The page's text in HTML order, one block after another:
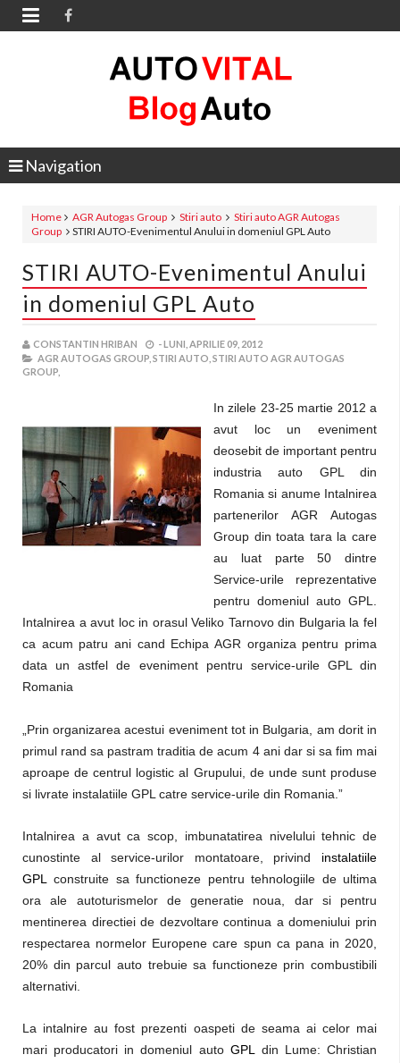

Navigation
Home AGR Autogas Group Stiri auto
Stiri auto AGR Autogas
Group
STIRI AUTO-Evenimentul Anului in domeniul GPL Auto
STIRI AUTO-Evenimentul Anului
in domeniul GPL Auto
CONSTANTIN HRIBAN -LUNI, APRILIE 09, 2012
AGR AUTOGAS GROUP, STIRI AUTO, STIRI AUTO AGR AUTOGAS
GROUP,
In zilele 23-25 martie 2012 a
avut loc un eveniment
deosebit de important pentru
industria auto GPL din
Romania si anume Intalnirea
partenerilor AGR Autogas
Group din toata tara la care
au luat parte 50 dintre
Service-urile reprezentative
pentru domeniul auto GPL.
Intalnirea a avut loc in orasul Veliko Tarnovo din Bulgaria la fel
ca acum patru ani cand Echipa AGR organiza pentru prima
data un astfel de eveniment pentru service-urile GPL din
Romania
„Prin organizarea acestui eveniment tot in Bulgaria, am dorit in
primul rand sa pastram traditia de acum 4 ani dar si sa fim mai
aproape de centrul logistic al Grupului, de unde sunt produse
si livrate instalatiile GPL catre service-urile din Romania.”
Intalnirea a avut ca scop, imbunatatirea nivelului tehnic de
cunostinte al service-urilor montatoare, privind instalatiile
GPL
construite sa functioneze pentru tehnologiile de ultima
ora ale autoturismelor de generatie noua, dar si pentru
mentinerea directiei de dezvoltare continua a domeniului prin
respectarea normelor Europene care spun ca pana in 2020,
20% din parcul auto trebuie sa functioneze prin combustibili
alternativi.
La intalnire au fost prezenti oaspeti de seama ai celor mai
mari producatori in domeniul auto GPL
din Lume: Christian